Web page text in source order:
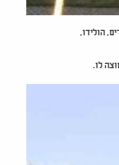
הולידו,
לו.